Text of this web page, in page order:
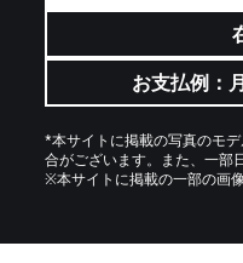
お支払例：
*本サイトに掲載の写真のモ
合がございます。また、一部
※本サイトに掲載の一部の画